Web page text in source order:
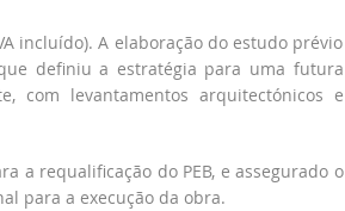
incluído). A elaboração do estudo prévio
definiu a estratégia para uma futura
com levantamentos arquitectónicos e
a requalificação do PEB, e assegurado o
para a execução da obra.